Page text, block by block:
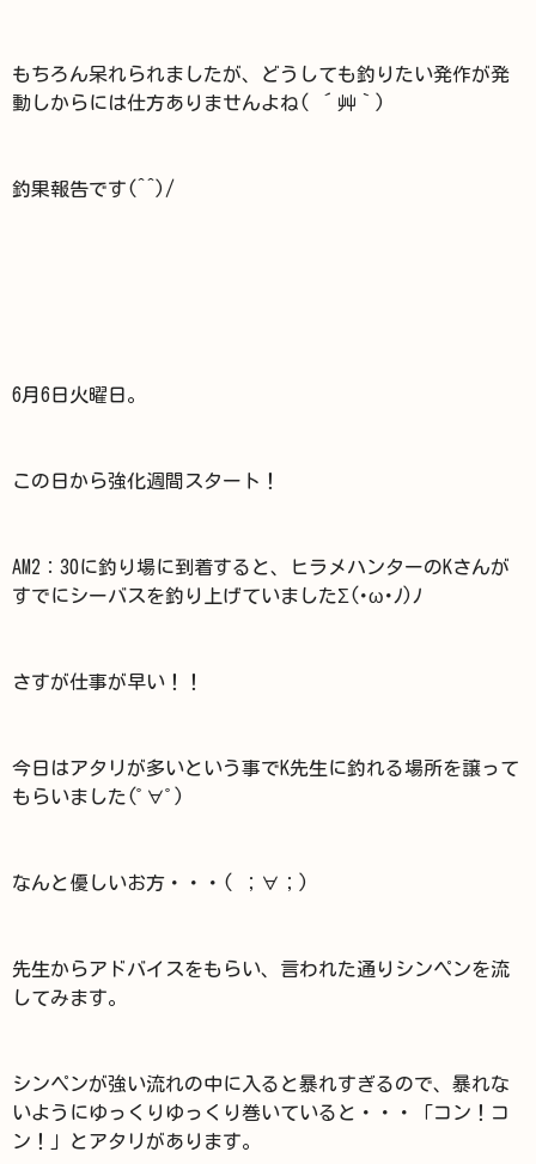
もちろん呆れられましたが、どうしても釣りたい発作が発
動しからには仕方ありませんよね( ´艸｀)
釣果報告です(^^)/
6月6日火曜日。
この日から強化週間スタート！
AM2：30に釣り場に到着すると、ヒラメハンターのKさんが
すでにシーバスを釣り上げていましたΣ(･ω･ﾉ)ﾉ
さすが仕事が早い！！
今日はアタリが多いという事でK先生に釣れる場所を譲って
もらいました(ﾟ∀ﾟ)
なんと優しいお方・・・( ；∀；)
先生からアドバイスをもらい、言われた通りシンペンを流
してみます。
シンペンが強い流れの中に入ると暴れすぎるので、暴れな
いようにゆっくりゆっくり巻いていると・・・「コン！コ
ン！」とアタリがあります。